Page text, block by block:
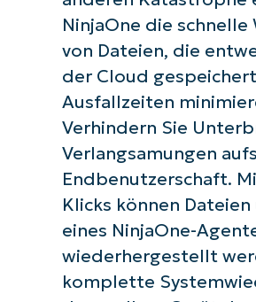
NinjaOne die schnelle
von Dateien, die
der Cloud
Ausfallzeiten
Verhindern Sie
Verlangsamungen
Endbenutzerschaft.
Klicks können
eines NinjaOne-
wiederhergestellt
komplette